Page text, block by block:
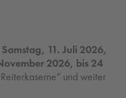
Samstag, 11. Juli 2026,
2026, bis 24
und weiter